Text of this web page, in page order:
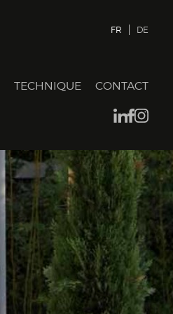
TECHNIQUE CONTACT
FR DE